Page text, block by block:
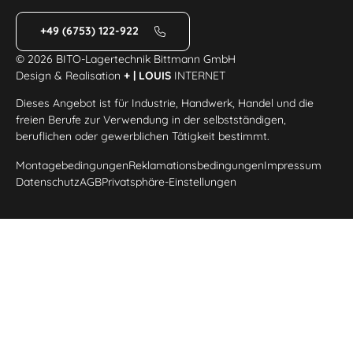
+49 (6753) 122-922
© 2026 BITO-Lagertechnik Bittmann GmbH
Design & Realisation+ | LOUIS INTERNET
Dieses Angebot ist für Industrie, Handwerk, Handel und die
freien Berufe zur Verwendung in der selbstständigen,
beruflichen oder gewerblichen Tätigkeit bestimmt.
MontagebedingungenReklamationsbedingungenImpressum
DatenschutzAGBPrivatsphäre-Einstellungen